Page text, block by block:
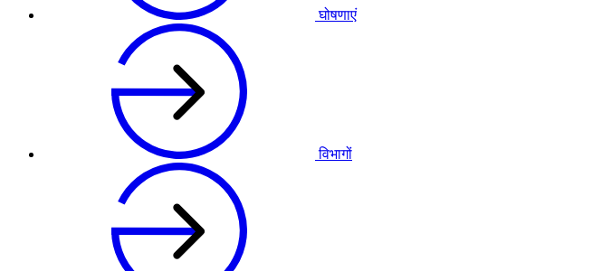
घोषणाएं
विभागों